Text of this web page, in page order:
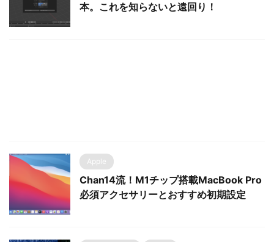
本。これを知らないと遠回り！
Apple
Chan14流！M1チップ搭載MacBook Pro
必須アクセサリーとおすすめ初期設定